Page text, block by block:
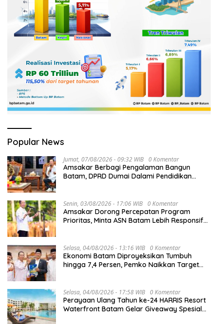
Popular News
Jumat, 07/08/2026 - 09:32 WIB 0 Komentar
Amsakar Berbagi Pengalaman Bangun
Batam, DPRD Dumai Dalami Pendidikan
Senin, 03/08/2026 - 17:06 WIB 0 Komentar
Amsakar Dorong Percepatan Program
Prioritas, Minta ASN Batam Lebih Responsif
Selasa, 04/08/2026 - 13:16 WIB 0 Komentar
Ekonomi Batam Diproyeksikan Tumbuh
hingga 7,4 Persen, Pemko Naikkan Target
Selasa, 04/08/2026 - 17:58 WIB 0 Komentar
Perayaan Ulang Tahun ke-24 HARRIS Resort
Waterfront Batam Gelar Giveaway Spesial